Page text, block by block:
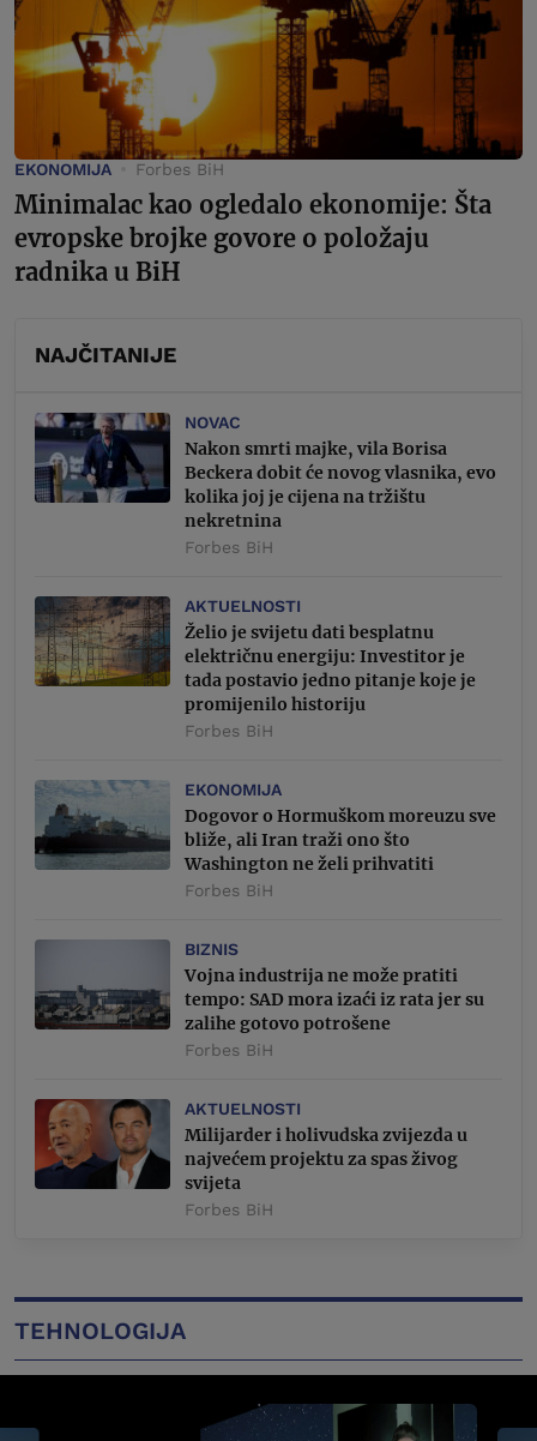
EKONOMIJA Forbes BiH
Minimalac kao ogledalo ekonomije: Šta
evropske brojke govore o položaju
radnika u BiH
NAJČITANIJE
NOVAC
Nakon smrti majke, vila Borisa
Beckera dobit će novog vlasnika, evo
kolika joj je cijena na tržištu
nekretnina
Forbes BiH
AKTUELNOSTI
Želio je svijetu dati besplatnu
električnu energiju: Investitor je
tada postavio jedno pitanje koje je
promijenilo historiju
Forbes BiH
EKONOMIJA
Dogovor o Hormuškom moreuzu sve
bliže, ali Iran traži ono što
Washington ne želi prihvatiti
Forbes BiH
BIZNIS
Vojna industrija ne može pratiti
tempo: SAD mora izaći iz rata jer su
zalihe gotovo potrošene
Forbes BiH
AKTUELNOSTI
Milijarder i holivudska zvijezda u
najvećem projektu za spas živog
svijeta
Forbes BiH
TEHNOLOGIJA